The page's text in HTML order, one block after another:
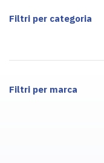
Filtri per categoria
Filtri per marca